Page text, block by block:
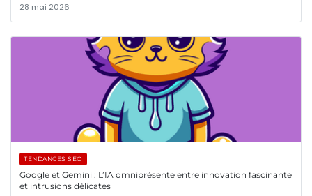
28 mai 2026
TENDANCES SEO
Google et Gemini : L’IA omniprésente entre innovation fascinante
et intrusions délicates